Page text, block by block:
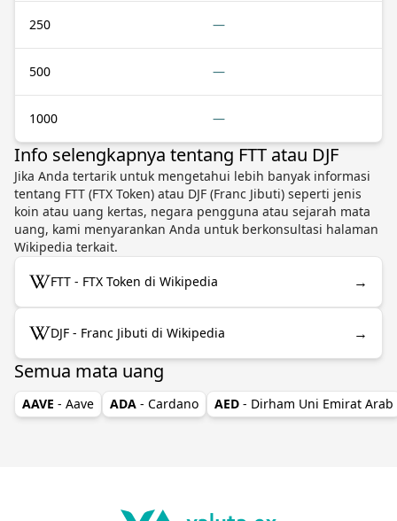
250 —
500 —
1000 —
Info selengkapnya tentang FTT atau DJF
Jika Anda tertarik untuk mengetahui lebih banyak informasi
tentang FTT (FTX Token) atau DJF (Franc Jibuti) seperti jenis
koin atau uang kertas, negara pengguna atau sejarah mata
uang, kami menyarankan Anda untuk berkonsultasi halaman
Wikipedia terkait.
FTT - FTX Token di Wikipedia →
DJF - Franc Jibuti di Wikipedia →
Semua mata uang
AAVE - Aave ADA - Cardano AED - Dirham Uni Emirat Arab